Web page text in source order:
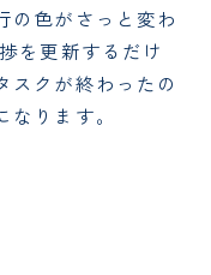
の色がさっと変わ
を更新するだけ
スクが終わったの
ります。